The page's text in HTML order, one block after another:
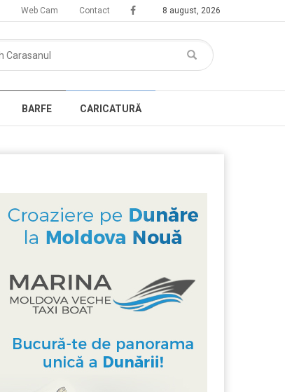
8 august, 2026
Web Cam Contact
BARFE CARICATURĂ